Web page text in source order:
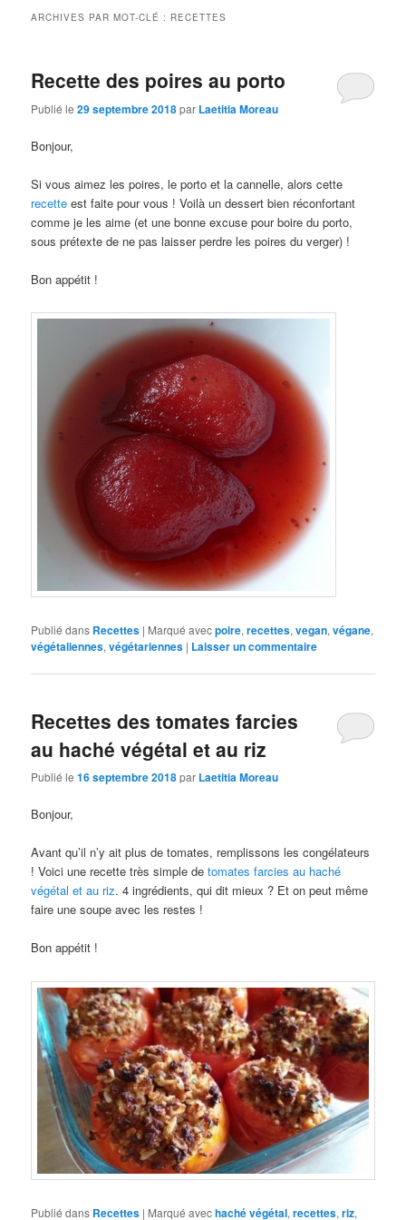
ARCHIVES PAR MOT-CLÉ : RECETTES
Recette des poires au porto
Publié le29 septembre 2018par Laetitia Moreau
Bonjour,
Si vous aimez les poires, le porto et la cannelle, alors cette
recette est faite pour vous ! Voilà un dessert bien réconfortant
comme je les aime (et une bonne excuse pour boire du porto,
sous prétexte de ne pas laisser perdre les poires du verger) !
Bon appétit !
Publié dans Recettes | Marqué avecpoire,recettes,vegan,végane,
végétaliennes,végétariennes | Laisser un commentaire
Recettes des tomates farcies
au haché végétal et au riz
Publié le16 septembre 2018par Laetitia Moreau
Bonjour,
Avant qu’il n’y ait plus de tomates, remplissons les congélateurs
! Voici une recette très simple detomates farcies au haché
végétal et au riz. 4 ingrédients, qui dit mieux ? Et on peut même
faire une soupe avec les restes !
Bon appétit !
Publié dans Recettes | Marqué avechaché végétal,recettes,riz,